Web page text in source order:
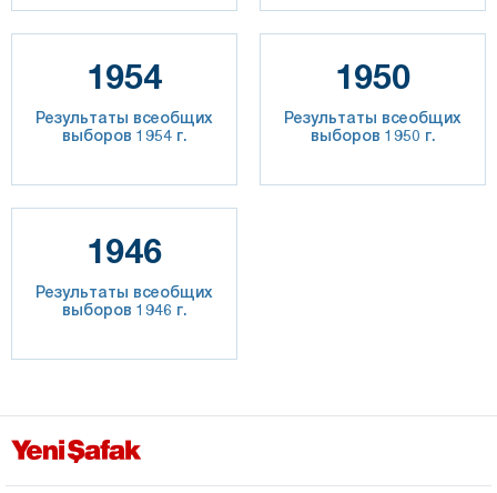
1954
Результаты всеобщих
выборов 1954 г.
1950
Результаты всеобщих
выборов 1950 г.
1946
Результаты всеобщих
выборов 1946 г.